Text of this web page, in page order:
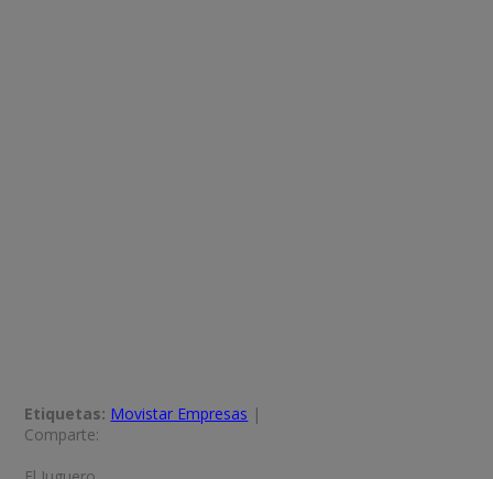
Etiquetas: Movistar Empresas |
Comparte: